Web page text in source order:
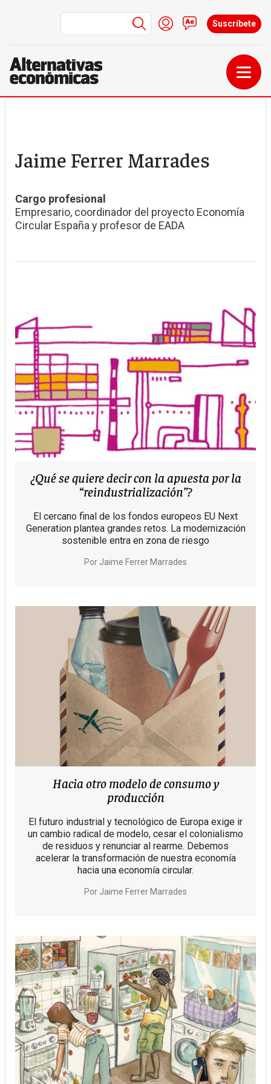
Menú de cuenta de
Iniciar sesión
Contacto
Suscríbete
Jaime Ferrer Marrades
Cargo profesional
Empresario, coordinador del proyecto Economía
Circular España y profesor de EADA
¿Qué se quiere decir con la apuesta por la
“reindustrialización”?
El cercano final de los fondos europeos EU Next
Generation plantea grandes retos. La modernización
sostenible entra en zona de riesgo
Por Jaime Ferrer Marrades
Hacia otro modelo de consumo y
producción
El futuro industrial y tecnológico de Europa exige ir
un cambio radical de modelo, cesar el colonialismo
de residuos y renunciar al rearme. Debemos
acelerar la transformación de nuestra economía
hacia una economía circular.
Por Jaime Ferrer Marrades